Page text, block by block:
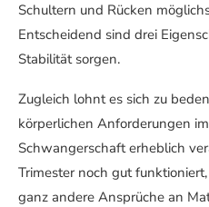
Schultern und Rücken
Entscheidend sind drei
Stabilität sorgen.
Zugleich lohnt es sich zu
körperlichen Anforderungen
Schwangerschaft erheblich
Trimester noch gut
ganz andere Ansprüche an